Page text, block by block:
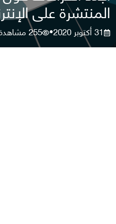
المنتشرة على
31 أكتوبر 2020 •
255